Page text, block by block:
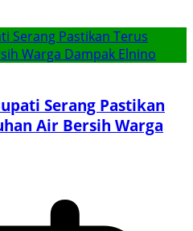
Serang Pastikan
Air Bersih Warga